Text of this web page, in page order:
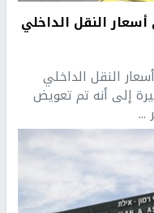
أسعار النقل الداخلي
النقل الداخلي
إلى أنه تم تعويض
...